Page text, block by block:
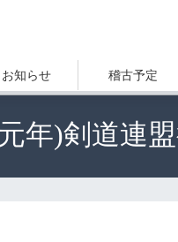
お知らせ 稽古予定
年)剣道連